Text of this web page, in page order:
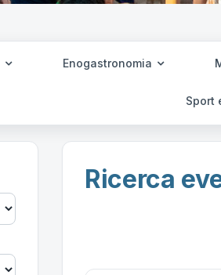
Enogastronomia
Sport
Ricerca